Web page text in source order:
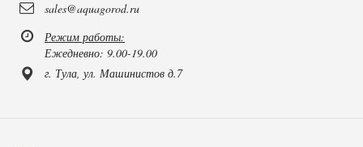
sales@aquagorod.ru
Режим работы:
Ежедневно: 9.00-19.00
г. Тула, ул. Машинистов д.7